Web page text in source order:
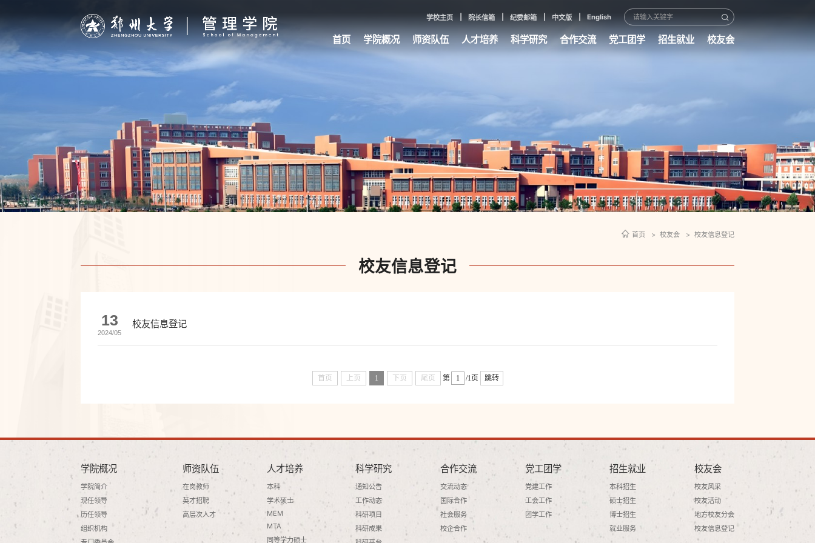
学校主页 院长信箱 纪委邮箱 中文版 English
首页 学院概况 师资队伍 人才培养 科学研究 合作交流 党工团学 招生就业 校友会
首页 校友会 校友信息登记
校友信息登记
13
2024/05
校友信息登记
首页 上页 1 下页 尾页 第 /1页 跳转
学院概况
学院简介
现任领导
历任领导
组织机构
师资队伍
在岗教师
英才招聘
高层次人才
人才培养
本科
学术硕士
MEM
MTA
同等学力硕士
科学研究
通知公告
工作动态
科研项目
科研成果
合作交流
交流动态
国际合作
社会服务
校企合作
党工团学
党建工作
工会工作
团学工作
招生就业
本科招生
硕士招生
博士招生
就业服务
校友会
校友风采
校友活动
地方校友分会
校友信息登记